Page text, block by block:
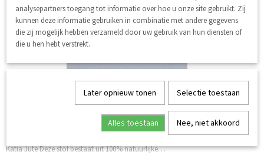
Katia Jute Deze stof bestaat uit 100% natuurlijke…
analysepartners toegang tot informatie over hoe u onze site gebruikt. Zij
kunnen deze informatie gebruiken in combinatie met andere gegevens
die zij mogelijk hebben verzameld door uw gebruik van hun diensten of
die u hen hebt verstrekt.
Later opnieuw tonen Selectie toestaan
Alles toestaan Nee, niet akkoord